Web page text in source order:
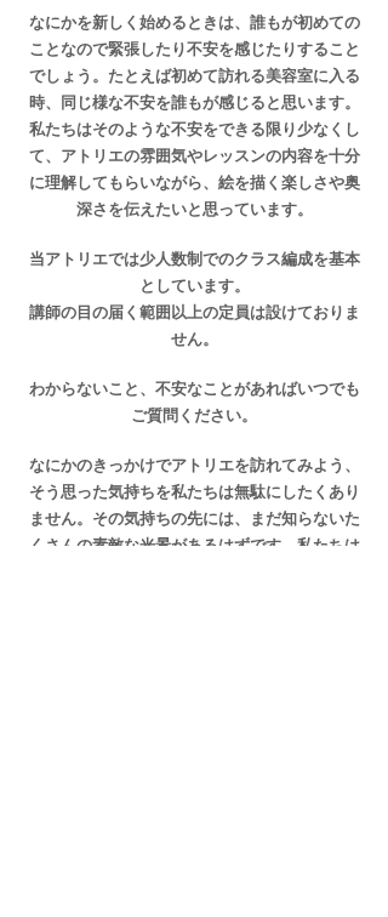
なにかを新しく始めるときは、誰もが初めての
ことなので緊張したり不安を感じたりすること
でしょう。たとえば初めて訪れる美容室に入る
時、同じ様な不安を誰もが感じると思います。
私たちはそのような不安をできる限り少なくし
て、アトリエの雰囲気やレッスンの内容を十分
に理解してもらいながら、絵を描く楽しさや奥
深さを伝えたいと思っています。
​当アトリエでは少人数制でのクラス編成を基本
としています。
講師の目の届く範囲以上の定員は設けておりま
せん。
​わからないこと、不安なことがあればいつでも
ご質問ください。
なにかのきっかけでアトリエを訪れてみよう、
そう思った気持ちを私たちは無駄にしたくあり
ません。その気持ちの先には、まだ知らないた
くさんの素敵な光景があるはずです。私たちは